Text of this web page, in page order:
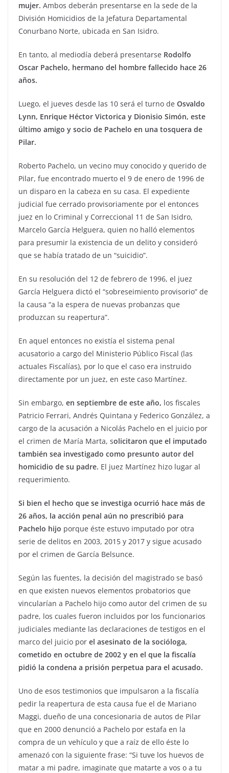
mujer. Ambos deberán presentarse en la sede de la
División Homicidios de la Jefatura Departamental
Conurbano Norte, ubicada en San Isidro.
En tanto, al mediodía deberá presentarse Rodolfo
Oscar Pachelo, hermano del hombre fallecido hace 26
años.
Luego, el jueves desde las 10 será el turno de Osvaldo
Lynn, Enrique Héctor Victorica y Dionisio Simón, este
último amigo y socio de Pachelo en una tosquera de
Pilar.
Roberto Pachelo, un vecino muy conocido y querido de
Pilar, fue encontrado muerto el 9 de enero de 1996 de
un disparo en la cabeza en su casa. El expediente
judicial fue cerrado provisoriamente por el entonces
juez en lo Criminal y Correccional 11 de San Isidro,
Marcelo García Helguera, quien no halló elementos
para presumir la existencia de un delito y consideró
que se había tratado de un “suicidio”.
En su resolución del 12 de febrero de 1996, el juez
García Helguera dictó el “sobreseimiento provisorio” de
la causa “a la espera de nuevas probanzas que
produzcan su reapertura”.
En aquel entonces no existía el sistema penal
acusatorio a cargo del Ministerio Público Fiscal (las
actuales Fiscalías), por lo que el caso era instruido
directamente por un juez, en este caso Martínez.
Sin embargo, en septiembre de este año, los fiscales
Patricio Ferrari, Andrés Quintana y Federico González, a
cargo de la acusación a Nicolás Pachelo en el juicio por
el crimen de María Marta, solicitaron que el imputado
también sea investigado como presunto autor del
homicidio de su padre. El juez Martínez hizo lugar al
requerimiento.
Si bien el hecho que se investiga ocurrió hace más de
26 años, la acción penal aún no prescribió para
Pachelo hijo porque éste estuvo imputado por otra
serie de delitos en 2003, 2015 y 2017 y sigue acusado
por el crimen de García Belsunce.
Según las fuentes, la decisión del magistrado se basó
en que existen nuevos elementos probatorios que
vincularían a Pachelo hijo como autor del crimen de su
padre, los cuales fueron incluidos por los funcionarios
judiciales mediante las declaraciones de testigos en el
marco del juicio por el asesinato de la socióloga,
cometido en octubre de 2002 y en el que la fiscalía
pidió la condena a prisión perpetua para el acusado.
Uno de esos testimonios que impulsaron a la fiscalía
pedir la reapertura de esta causa fue el de Mariano
Maggi, dueño de una concesionaria de autos de Pilar
que en 2000 denunció a Pachelo por estafa en la
compra de un vehículo y que a raíz de ello éste lo
amenazó con la siguiente frase: “Si tuve los huevos de
matar a mi padre, imaginate que matarte a vos o a tu